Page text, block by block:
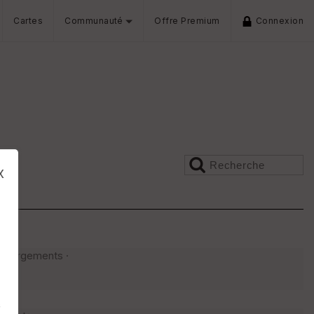
Cartes Communauté Offre Premium Connexion
·